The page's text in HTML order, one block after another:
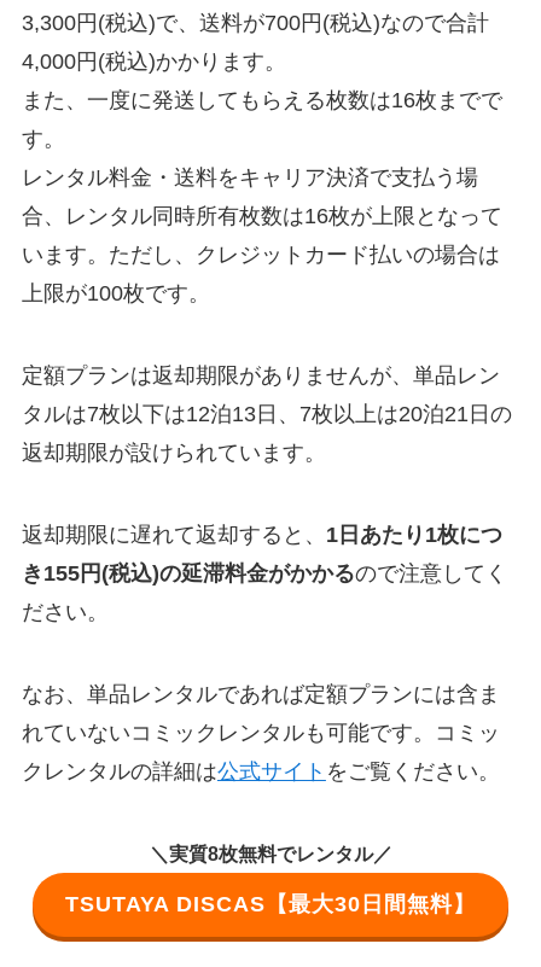
3,300円(税込)で、送料が700円(税込)なので合計
4,000円(税込)かかります。
また、一度に発送してもらえる枚数は16枚までで
す。
レンタル料金・送料をキャリア決済で支払う場
合、レンタル同時所有枚数は16枚が上限となって
います。ただし、クレジットカード払いの場合は
上限が100枚です。
定額プランは返却期限がありませんが、単品レン
タルは7枚以下は12泊13日、7枚以上は20泊21日の
返却期限が設けられています。
返却期限に遅れて返却すると、 1日あたり1枚につ
き155円(税込)の延滞料金がかかるので注意してく
ださい。
なお、単品レンタルであれば定額プランには含ま
れていないコミックレンタルも可能です。コミッ
クレンタルの詳細は公式サイト をご覧ください。
＼実質8枚無料でレンタル／
TSUTAYA DISCAS【最大30日間無料】